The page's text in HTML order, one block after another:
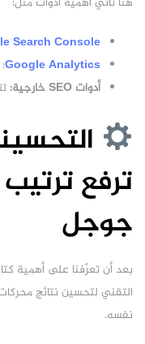
Search Console
Google Analytics
أدوات SEO خارجية:
ترفع
جوجل
بعد أن تعرّفنا على أهمية
التقني لتحسين نتائج
نفسه.